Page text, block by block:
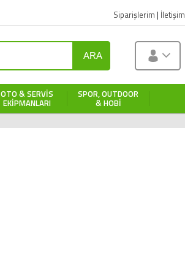
Siparişlerim | İletişim
ARA
OTO & SERVIS
EKIPMANLARI
SPOR, OUTDOOR
& HOBI